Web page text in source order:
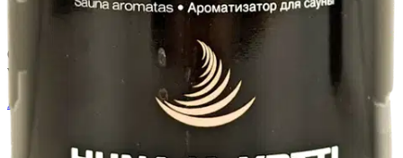
Oletko tyytyväinen tuotetietoihin?
Ovatko tuotetiedot riittävät? Jos tuotetiedoissa on puutteita tai niitä
voisi muuten parantaa, anna palautetta.
Anna palautetta Avautuu uuteen välilehteen
Ilmainen palautus 30 päivää.*